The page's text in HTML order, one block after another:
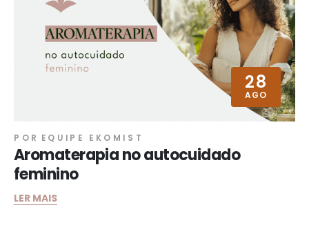
28
AGO
POR EQUIPE EKOMIST
Aromaterapia no autocuidado
feminino
LER MAIS